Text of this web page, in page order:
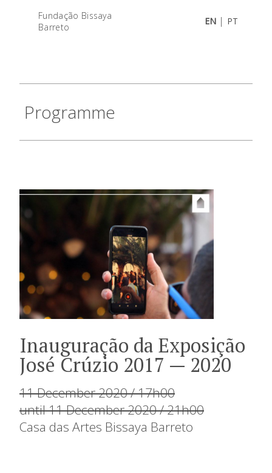
Fundação Bissaya
Barreto
EN | PT
Programme
Inauguração da Exposição
José Crúzio 2017 — 2020
11 December 2020 / 17h00
until 11 December 2020 / 21h00
Casa das Artes Bissaya Barreto